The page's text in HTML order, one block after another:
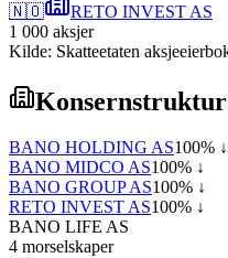
🇳🇴
RETO INVEST AS
1 000 aksjer
Kilde: Skatteetaten
Konsernstruktur
BANO HOLDING AS100% ↓
BANO MIDCO AS100% ↓
BANO GROUP AS100% ↓
RETO INVEST AS100% ↓
BANO LIFE AS
4 morselskaper